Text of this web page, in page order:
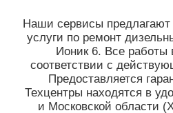
Наши сервисы
услуги по ремонт
Ионик 6. Все работы
соответствии с
Предоставляется
Техцентры находятся в
и Московской области